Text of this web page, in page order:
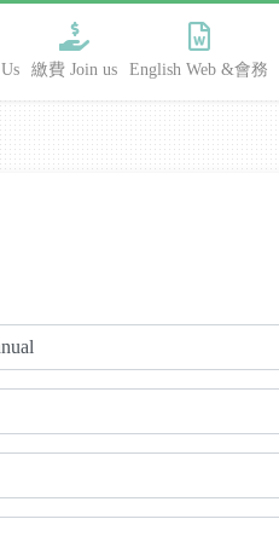
繳費 Join us English Web &會務